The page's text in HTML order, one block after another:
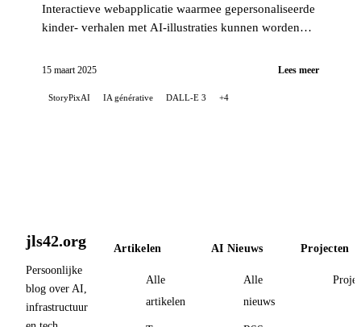
Interactieve webapplicatie waarmee gepersonaliseerde
kinder- verhalen met AI-illustraties kunnen worden
AWS Lambda en Terraform.
15 maart 2025 Lees meer
StoryPixAI IA générative DALL-E 3 +4
jls42.org
Persoonlijke
blog over AI,
infrastructuur
Artikelen
Alle
artikelen
AI Nieuws
Alle
nieuws
Projecten